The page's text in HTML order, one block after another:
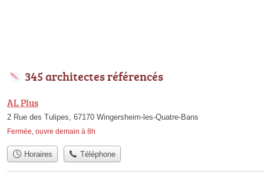
345 architectes référencés
AL Plus
2 Rue des Tulipes, 67170 Wingersheim-les-Quatre-Bans
Fermée, ouvre demain à 8h
Horaires Téléphone